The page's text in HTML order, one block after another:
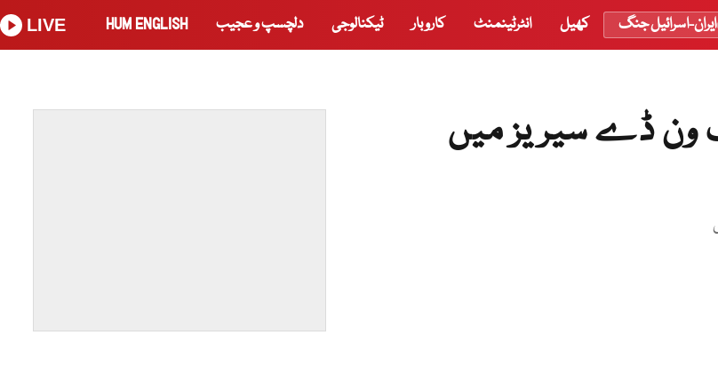
ایران-اسرائیل جنگ کھیل انٹرٹینمنٹ کاروبار ٹیکنالوجی دلچسپ و عجیب HUM ENGLISH
LIVE
ون ڈے سیریز میں